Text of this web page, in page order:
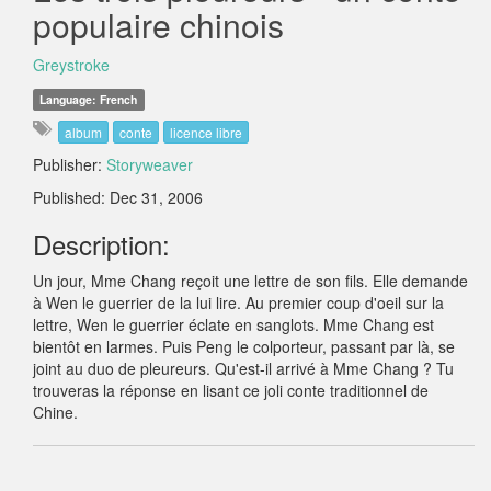
populaire chinois
Greystroke
Language: French
album conte licence libre
Publisher: Storyweaver
Published: Dec 31, 2006
Description:
Un jour, Mme Chang reçoit une lettre de son fils. Elle demande
à Wen le guerrier de la lui lire. Au premier coup d'oeil sur la
lettre, Wen le guerrier éclate en sanglots. Mme Chang est
bientôt en larmes. Puis Peng le colporteur, passant par là, se
joint au duo de pleureurs. Qu'est-il arrivé à Mme Chang ? Tu
trouveras la réponse en lisant ce joli conte traditionnel de
Chine.